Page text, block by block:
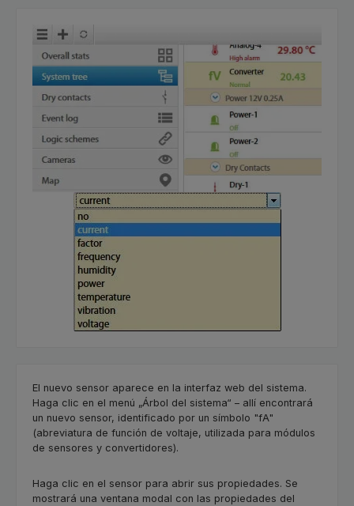
El nuevo sensor aparece en la interfaz web del sistema.
Haga clic en el menú „Árbol del sistema“ – allí encontrará
un nuevo sensor, identificado por un símbolo "fA"
(abreviatura de función de voltaje, utilizada para módulos
de sensores y convertidores).
Haga clic en el sensor para abrir sus propiedades. Se
mostrará una ventana modal con las propiedades del